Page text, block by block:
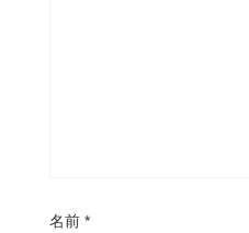
名前 *